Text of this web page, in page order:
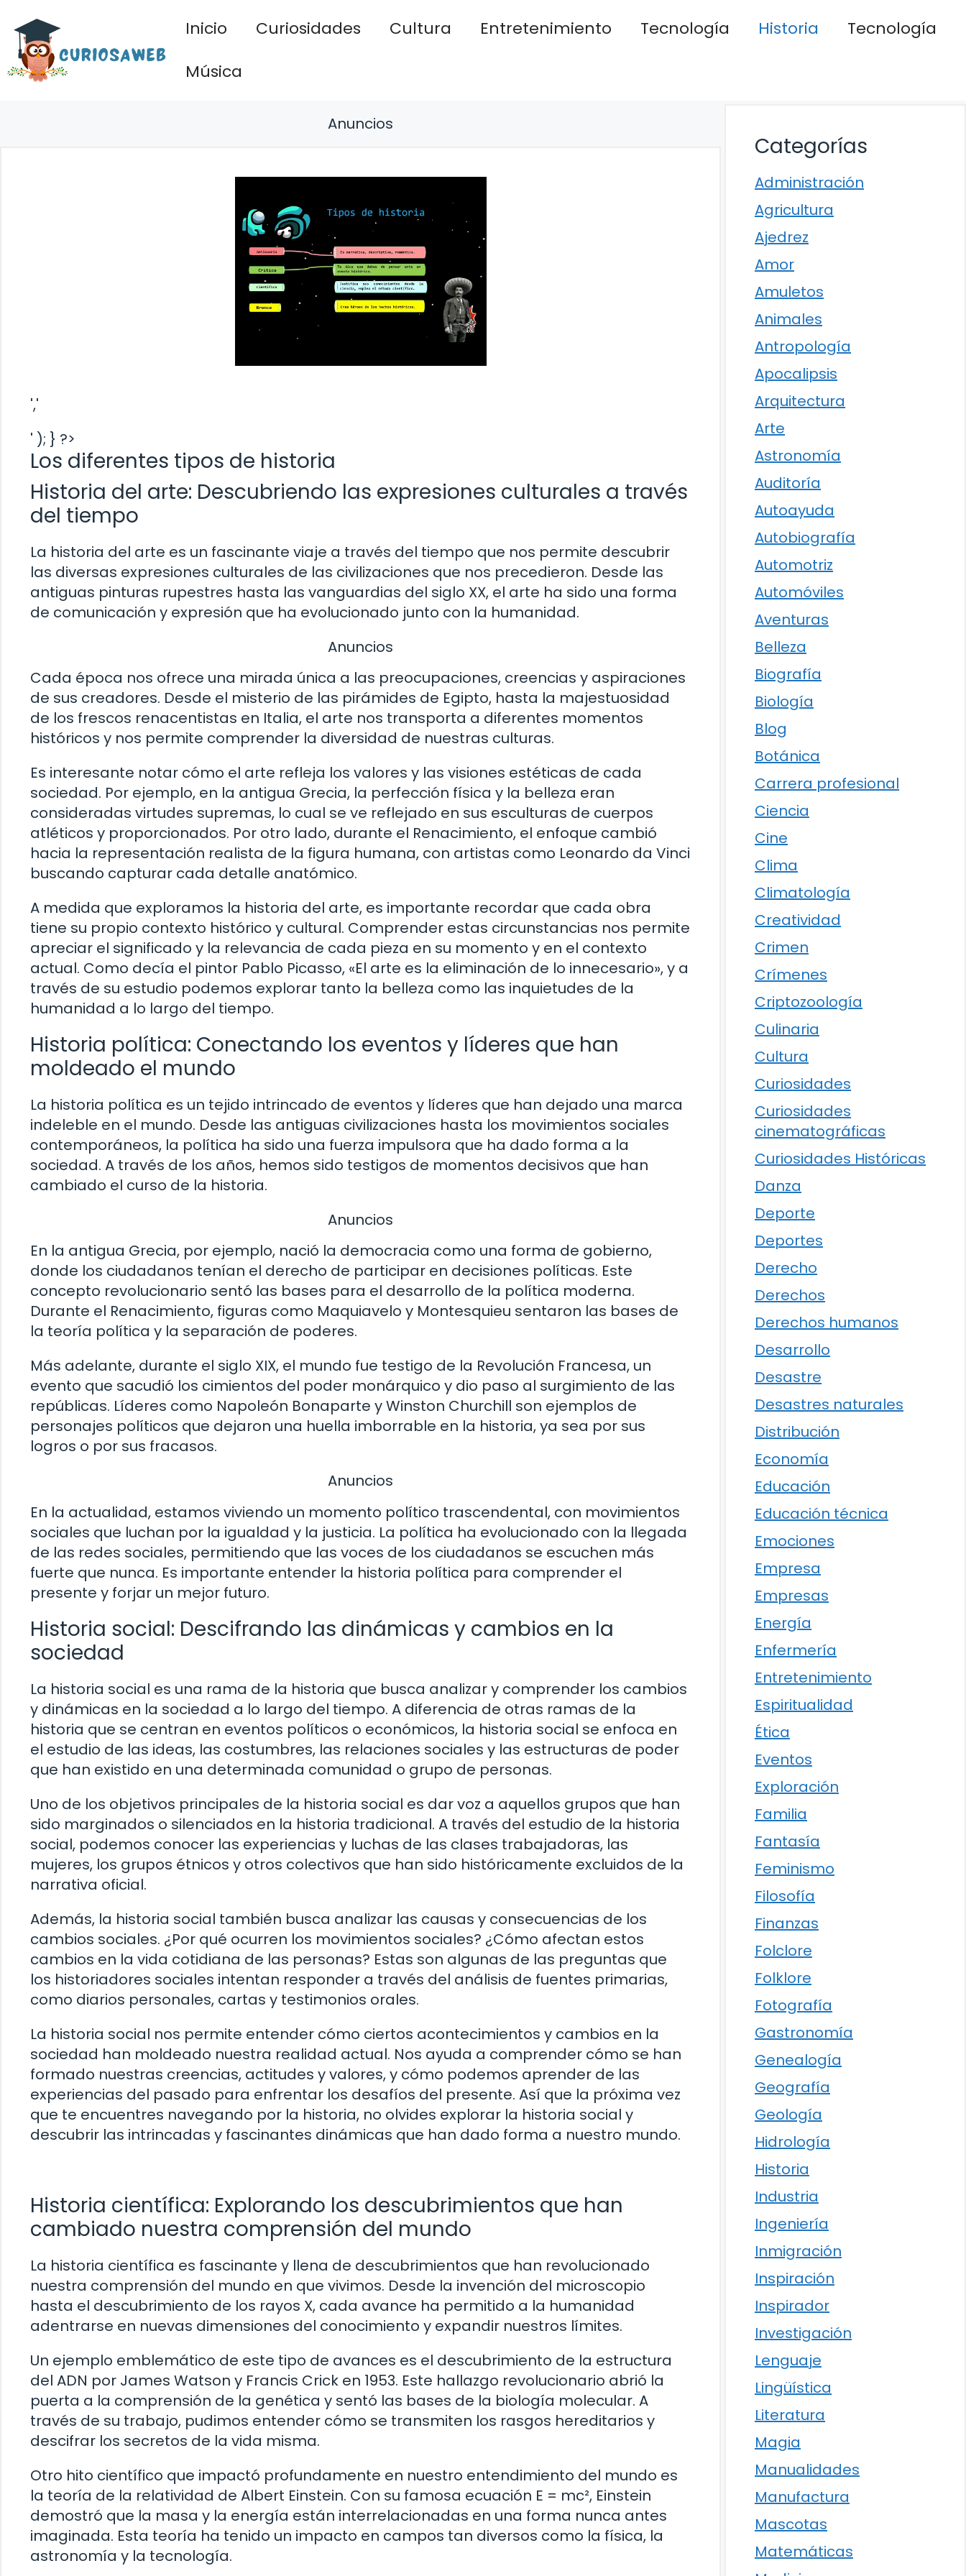
contenido
Inicio Curiosidades Cultura Entretenimiento Tecnología Historia
Tecnología
Música
Anuncios
','
' ); } ?>
Los diferentes tipos de historia
Historia del arte: Descubriendo las expresiones culturales a través
del tiempo
La historia del arte es un fascinante viaje a través del tiempo que nos permite descubrir
las diversas expresiones culturales de las civilizaciones que nos precedieron. Desde las
antiguas pinturas rupestres hasta las vanguardias del siglo XX, el arte ha sido una forma
de comunicación y expresión que ha evolucionado junto con la humanidad.
Anuncios
Cada época nos ofrece una mirada única a las preocupaciones, creencias y aspiraciones
de sus creadores. Desde el misterio de las pirámides de Egipto, hasta la majestuosidad
de los frescos renacentistas en Italia, el arte nos transporta a diferentes momentos
históricos y nos permite comprender la diversidad de nuestras culturas.
Es interesante notar cómo el arte refleja los valores y las visiones estéticas de cada
sociedad. Por ejemplo, en la antigua Grecia, la perfección física y la belleza eran
consideradas virtudes supremas, lo cual se ve reflejado en sus esculturas de cuerpos
atléticos y proporcionados. Por otro lado, durante el Renacimiento, el enfoque cambió
hacia la representación realista de la figura humana, con artistas como Leonardo da Vinci
buscando capturar cada detalle anatómico.
A medida que exploramos la historia del arte, es importante recordar que cada obra
tiene su propio contexto histórico y cultural. Comprender estas circunstancias nos permite
apreciar el significado y la relevancia de cada pieza en su momento y en el contexto
actual. Como decía el pintor Pablo Picasso, «El arte es la eliminación de lo innecesario», y a
través de su estudio podemos explorar tanto la belleza como las inquietudes de la
humanidad a lo largo del tiempo.
Historia política: Conectando los eventos y líderes que han
moldeado el mundo
La historia política es un tejido intrincado de eventos y líderes que han dejado una marca
indeleble en el mundo. Desde las antiguas civilizaciones hasta los movimientos sociales
contemporáneos, la política ha sido una fuerza impulsora que ha dado forma a la
sociedad. A través de los años, hemos sido testigos de momentos decisivos que han
cambiado el curso de la historia.
Anuncios
En la antigua Grecia, por ejemplo, nació la democracia como una forma de gobierno,
donde los ciudadanos tenían el derecho de participar en decisiones políticas. Este
concepto revolucionario sentó las bases para el desarrollo de la política moderna.
Durante el Renacimiento, figuras como Maquiavelo y Montesquieu sentaron las bases de
la teoría política y la separación de poderes.
Más adelante, durante el siglo XIX, el mundo fue testigo de la Revolución Francesa, un
evento que sacudió los cimientos del poder monárquico y dio paso al surgimiento de las
repúblicas. Líderes como Napoleón Bonaparte y Winston Churchill son ejemplos de
personajes políticos que dejaron una huella imborrable en la historia, ya sea por sus
logros o por sus fracasos.
Anuncios
En la actualidad, estamos viviendo un momento político trascendental, con movimientos
sociales que luchan por la igualdad y la justicia. La política ha evolucionado con la llegada
de las redes sociales, permitiendo que las voces de los ciudadanos se escuchen más
fuerte que nunca. Es importante entender la historia política para comprender el
presente y forjar un mejor futuro.
Historia social: Descifrando las dinámicas y cambios en la
sociedad
La historia social es una rama de la historia que busca analizar y comprender los cambios
y dinámicas en la sociedad a lo largo del tiempo. A diferencia de otras ramas de la
historia que se centran en eventos políticos o económicos, la historia social se enfoca en
el estudio de las ideas, las costumbres, las relaciones sociales y las estructuras de poder
que han existido en una determinada comunidad o grupo de personas.
Uno de los objetivos principales de la historia social es dar voz a aquellos grupos que han
sido marginados o silenciados en la historia tradicional. A través del estudio de la historia
social, podemos conocer las experiencias y luchas de las clases trabajadoras, las
mujeres, los grupos étnicos y otros colectivos que han sido históricamente excluidos de la
narrativa oficial.
Además, la historia social también busca analizar las causas y consecuencias de los
cambios sociales. ¿Por qué ocurren los movimientos sociales? ¿Cómo afectan estos
cambios en la vida cotidiana de las personas? Estas son algunas de las preguntas que
los historiadores sociales intentan responder a través del análisis de fuentes primarias,
como diarios personales, cartas y testimonios orales.
La historia social nos permite entender cómo ciertos acontecimientos y cambios en la
sociedad han moldeado nuestra realidad actual. Nos ayuda a comprender cómo se han
formado nuestras creencias, actitudes y valores, y cómo podemos aprender de las
experiencias del pasado para enfrentar los desafíos del presente. Así que la próxima vez
que te encuentres navegando por la historia, no olvides explorar la historia social y
descubrir las intrincadas y fascinantes dinámicas que han dado forma a nuestro mundo.
Historia científica: Explorando los descubrimientos que han
cambiado nuestra comprensión del mundo
La historia científica es fascinante y llena de descubrimientos que han revolucionado
nuestra comprensión del mundo en que vivimos. Desde la invención del microscopio
hasta el descubrimiento de los rayos X, cada avance ha permitido a la humanidad
adentrarse en nuevas dimensiones del conocimiento y expandir nuestros límites.
Un ejemplo emblemático de este tipo de avances es el descubrimiento de la estructura
del ADN por James Watson y Francis Crick en 1953. Este hallazgo revolucionario abrió la
puerta a la comprensión de la genética y sentó las bases de la biología molecular. A
través de su trabajo, pudimos entender cómo se transmiten los rasgos hereditarios y
descifrar los secretos de la vida misma.
Otro hito científico que impactó profundamente en nuestro entendimiento del mundo es
la teoría de la relatividad de Albert Einstein. Con su famosa ecuación E = mc², Einstein
demostró que la masa y la energía están interrelacionadas en una forma nunca antes
imaginada. Esta teoría ha tenido un impacto en campos tan diversos como la física, la
astronomía y la tecnología.
Categorías
Administración
Agricultura
Ajedrez
Amor
Amuletos
Animales
Antropología
Apocalipsis
Arquitectura
Arte
Astronomía
Auditoría
Autoayuda
Autobiografía
Automotriz
Automóviles
Aventuras
Belleza
Biografía
Biología
Blog
Botánica
Carrera profesional
Ciencia
Cine
Clima
Climatología
Creatividad
Crimen
Crímenes
Criptozoología
Culinaria
Cultura
Curiosidades
Curiosidades
cinematográficas
Curiosidades Históricas
Danza
Deporte
Deportes
Derecho
Derechos
Derechos humanos
Desarrollo
Desastre
Desastres naturales
Distribución
Economía
Educación
Educación técnica
Emociones
Empresa
Empresas
Energía
Enfermería
Entretenimiento
Espiritualidad
Ética
Eventos
Exploración
Familia
Fantasía
Feminismo
Filosofía
Finanzas
Folclore
Folklore
Fotografía
Gastronomía
Genealogía
Geografía
Geología
Hidrología
Historia
Industria
Ingeniería
Inmigración
Inspiración
Inspirador
Investigación
Lenguaje
Lingüística
Literatura
Magia
Manualidades
Manufactura
Mascotas
Matemáticas